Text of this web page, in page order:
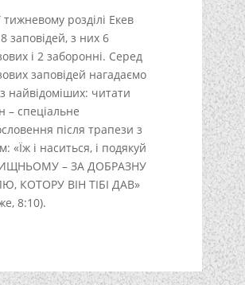
тижневому розділі Екев
заповідей, з них 6
і 2 заборонні. Серед
заповідей нагадаємо
найвідоміших: читати
– спеціальне
після трапези з
«Їж і наситься, і подякуй
– ЗА ДОБРАЗНУ
КОТОРУ ВІН ТІБІ ДАВ»
8:10).